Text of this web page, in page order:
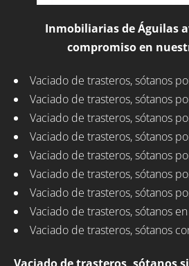
Inmobiliarias de Águilas
compromiso en
Vaciado de trasteros, sótanos
Vaciado de trasteros, sótanos
Vaciado de trasteros, sótanos
Vaciado de trasteros, sótanos
Vaciado de trasteros, sótanos
Vaciado de trasteros, sótanos
Vaciado de trasteros, sótanos
Vaciado de trasteros, sótanos
Vaciado de trasteros, sótanos